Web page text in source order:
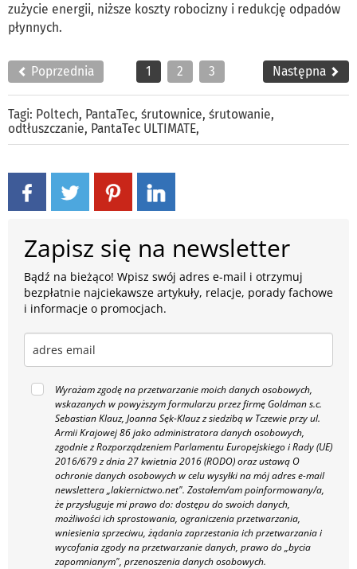
zużycie energii, niższe koszty robocizny i redukcję odpadów
płynnych.
Poprzednia 1 2 3 Następna
Tagi: Poltech, PantaTec, śrutownice, śrutowanie,
odtłuszczanie, PantaTec ULTIMATE,
Zapisz się na newsletter
Bądź na bieżąco! Wpisz swój adres e-mail i otrzymuj
bezpłatnie najciekawsze artykuły, relacje, porady fachowe
i informacje o promocjach.
Wyrażam zgodę na przetwarzanie moich danych osobowych,
wskazanych w powyższym formularzu przez firmę Goldman s.c.
Sebastian Klauz, Joanna Sęk-Klauz z siedzibą w Tczewie przy ul.
Armii Krajowej 86 jako administratora danych osobowych,
zgodnie z Rozporządzeniem Parlamentu Europejskiego i Rady (UE)
2016/679 z dnia 27 kwietnia 2016 (RODO) oraz ustawą O
ochronie danych osobowych w celu wysyłki na mój adres e-mail
newslettera „lakiernictwo.net". Zostałem/am poinformowany/a,
że przysługuje mi prawo do: dostępu do swoich danych,
możliwości ich sprostowania, ograniczenia przetwarzania,
wniesienia sprzeciwu, żądania zaprzestania ich przetwarzania i
wycofania zgody na przetwarzanie danych, prawo do „bycia
zapomnianym", przenoszenia danych osobowych.